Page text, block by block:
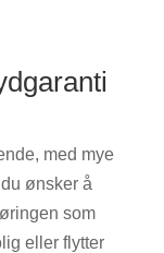
med mye
ønsker å
som
eller flytter